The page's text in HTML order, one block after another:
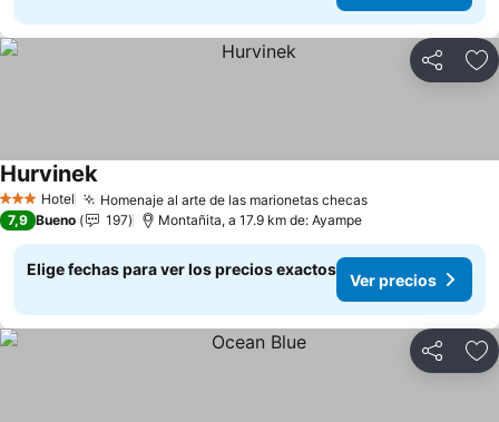
Compartir
3 Estrellas
Hotel Homenaje al arte de las marionetas checasVer precios
HurvinekVer precios
7,9 Bueno 197 Montañita, a 17.9 km de: Ayampe
Elige fechas para ver los precios exactos
Ver precios
Compartir